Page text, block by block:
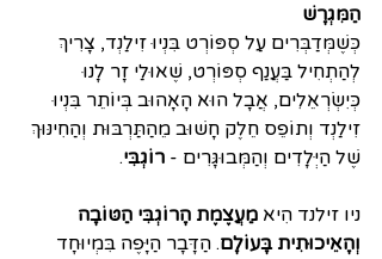
הַמִּגְרָשׁ
כְּשֶׁמְּדַבְּרִים עַל סְפּוֹרְט בִּנְיוּ זִילַנְד, צָרִיךְ
לְהַתְחִיל בַּעֲנַף סְפּוֹרְט, שֶׁאוּלַי זָר לָנוּ
כְּיִשְׂרְאֵלִים, אֲבָל הוּא הָאָהוּב בְּיוֹתֵר בִּנְיוּ
זִילַנְד וְתוֹפֵס חֵלֶק חָשׁוּב מֵהַתַּרְבּוּת וְהַחִינּוּךְ
שֶׁל הַיְּלָדִים וְהַמְּבוּגָּרִים - רוֹגְבִּי.
ניו זילנד הִיא מַעֲצֶמֶת הָרוֹגְבִּי הַטּוֹבָה
וְהָאֵיכוּתִית בָּעוֹלָם. הַדָּבָר הַיָּפֶה בִּמְיוּחָד